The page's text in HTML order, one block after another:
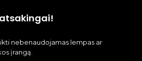
nebenaudojamas lempas ar
įrangą.